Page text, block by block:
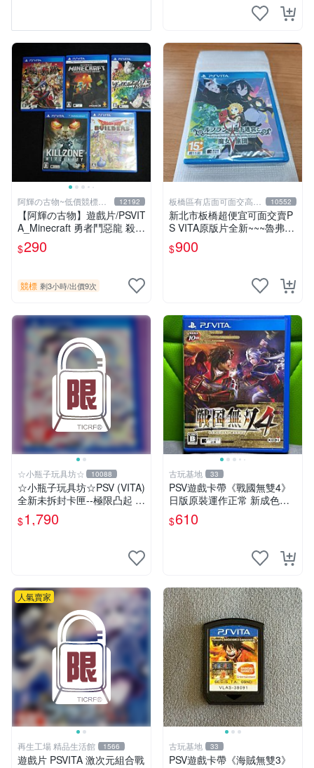
阿輝の古物~低價競標五
六日結標
12192
【阿輝の古物】遊戲片/PSVIT
A_Minecraft 勇者鬥惡龍 殺戮
地帶 英雄傳說 槍彈辯駁 一批
合售_刮痕污漬_1元起標無底
$290
競標 剩3小時/出價9次
板橋區有店面可面交高價
回收電玩
10552
新北市板橋超便宜可面交賣P
S VITA原版片全新~~~魯弗蘭
的地下迷宮與魔女的旅團~~~
便宜賣
$900
☆小瓶子玩具坊☆ 10088
☆小瓶子玩具坊☆PSV (VITA)
全新未拆封卡匣--極限凸起 萌
萌水晶 (日版)
$1,790
古玩基地 33
PSV遊戲卡帶《戰國無雙4》
日版原裝運作正常 新成色如
圖拍賣請先確認 成色拍賣一
經成交概不退換 PSV遊戲 卡
$610
人氣賣家
再生工場 精品生活館 1566
遊戲片 PSVITA 激次元組合戰
古玩基地 33
PSV遊戲卡帶《海賊無雙3》